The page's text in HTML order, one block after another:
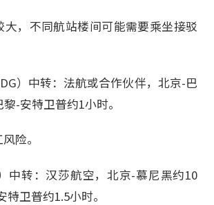
大，不同航站楼间可能需要乘坐接驳
）中转：法航或合作伙伴，北京-巴
-安特卫普约1小时。
险。
中转：汉莎航空，北京-慕尼黑约10
卫普约1.5小时。